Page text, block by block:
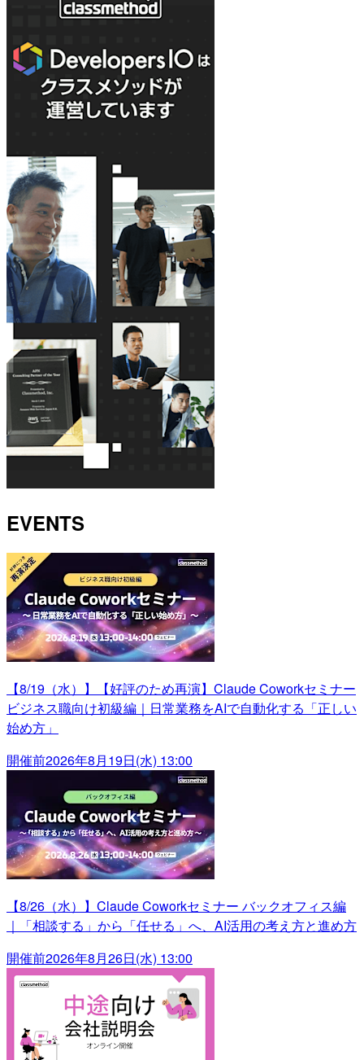
EVENTS
【8/19（水）】【好評のため再演】Claude Coworkセミナー
ビジネス職向け初級編｜日常業務をAIで自動化する「正しい
始め方」
開催前2026年8月19日(水) 13:00
【8/26（水）】Claude Coworkセミナー バックオフィス編
｜「相談する」から「任せる」へ、AI活用の考え方と進め方
開催前2026年8月26日(水) 13:00